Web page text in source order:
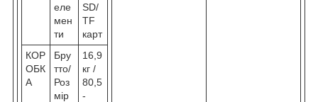
еле
мен
ти
SD/
TF
карт
КОР
ОБК
А
Бру
тто/
Роз
мір
16,9
кг /
80,5
-